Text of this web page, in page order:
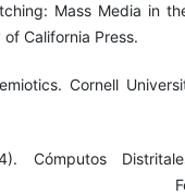
Mass Media in
California Press.
Cornell
Cómputos